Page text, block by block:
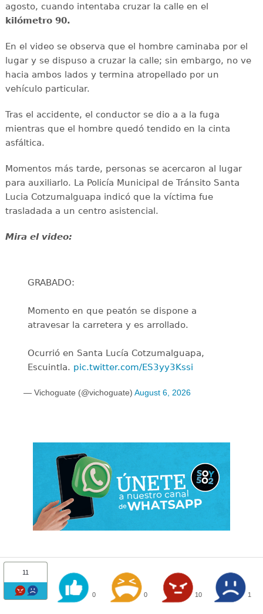
agosto, cuando intentaba cruzar la calle en el
kilómetro 90.
En el video se observa que el hombre caminaba por el
lugar y se dispuso a cruzar la calle; sin embargo, no ve
hacia ambos lados y termina atropellado por un
vehículo particular.
Tras el accidente, el conductor se dio a a la fuga
mientras que el hombre quedó tendido en la cinta
asfáltica.
Momentos más tarde, personas se acercaron al lugar
para auxiliarlo. La Policía Municipal de Tránsito Santa
Lucia Cotzumalguapa indicó que la víctima fue
trasladada a un centro asistencial.
Mira el video:
GRABADO:
Momento en que peatón se dispone a
atravesar la carretera y es arrollado.
Ocurrió en Santa Lucía Cotzumalguapa,
Escuintla. pic.twitter.com/ES3yy3Kssi
— Vichoguate (@vichoguate) August 6, 2026
11
0 0 10 1